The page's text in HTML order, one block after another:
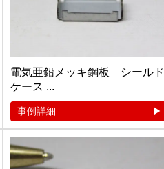
電気亜鉛メッキ鋼板 シールド
ケース ...
事例詳細